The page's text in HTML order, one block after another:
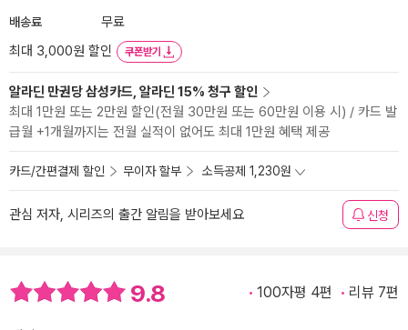
배송료
무료
최대 3,000원 할인
쿠폰받기
알라딘 만권당 삼성카드, 알라딘 15% 청구 할인
최대 1만원 또는 2만원 할인(전월 30만원 또는 60만원 이용 시) / 카드 발
급월 +1개월까지는 전월 실적이 없어도 최대 1만원 혜택 제공
카드/간편결제 할인 무이자 할부 소득공제 1,230원
관심 저자, 시리즈의 출간 알림을 받아보세요 신청
9.8 100자평 4편 리뷰 7편